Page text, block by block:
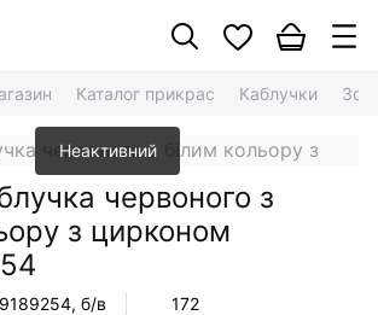
Каталог прикрас Каблучки
Неактивний
червоного з
з цирконом
, б/в 172